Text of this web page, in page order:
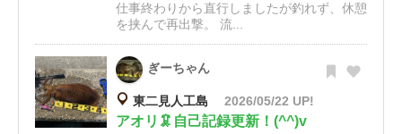
仕事終わりから直行しましたが釣れず、休憩
を挟んで再出撃。 流...
ぎーちゃん
東二見人工島 2026/05/22 UP!
アオリ🦑自己記録更新！(^^)v